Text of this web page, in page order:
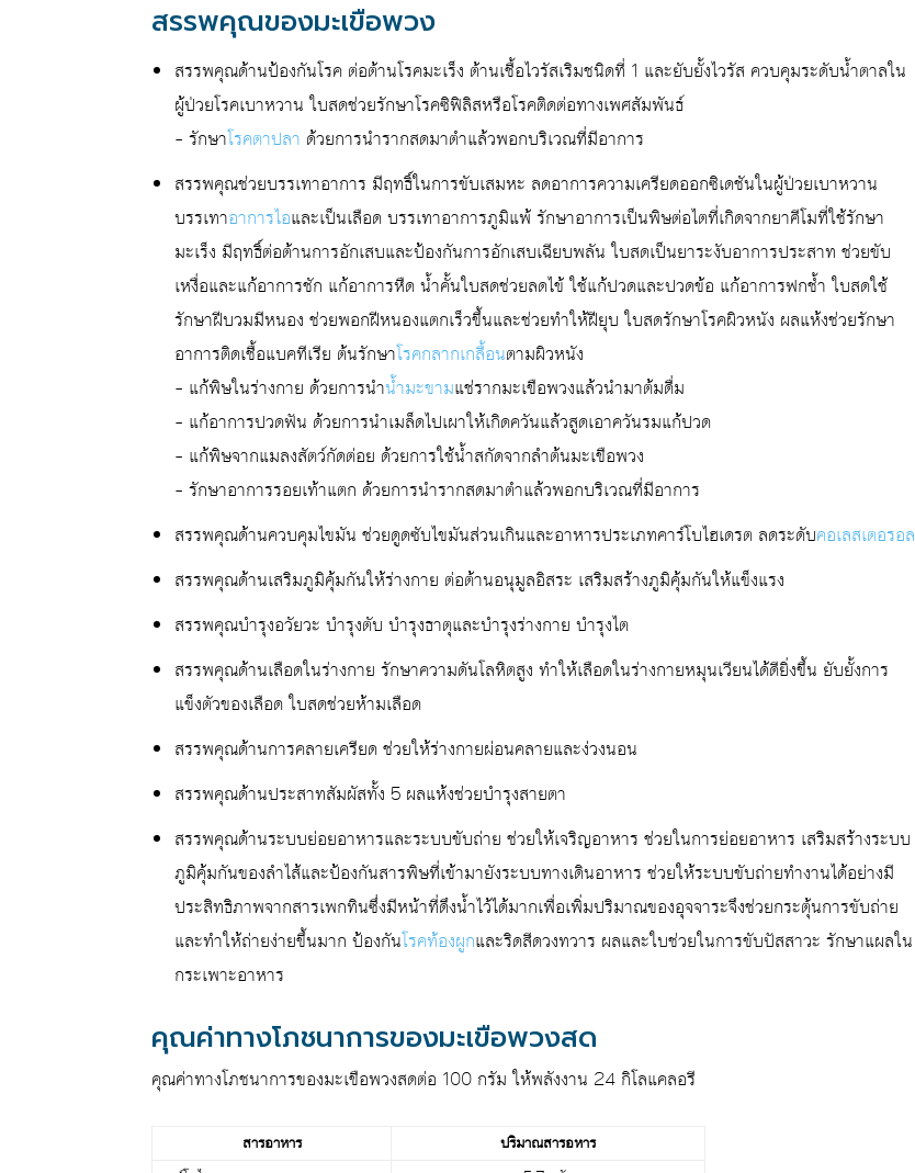
สรรพคุณของมะเขือพวง
สรรพคุณด้านป้องกันโรค ต่อต้านโรคมะเร็ง ต้านเชื้อไวรัสเริมชนิดที่ 1 และยับยั้งไวรัส ควบคุมระดับน้ำตาลใน
ผู้ป่วยโรคเบาหวาน ใบสดช่วยรักษาโรคซิฟิลิสหรือโรคติดต่อทางเพศสัมพันธ์
– รักษาโรคตาปลา ด้วยการนำรากสดมาตำแล้วพอกบริเวณที่มีอาการ
สรรพคุณช่วยบรรเทาอาการ มีฤทธิ์ในการขับเสมหะ ลดอาการความเครียดออกซิเดชันในผู้ป่วยเบาหวาน
บรรเทาอาการไอและเป็นเลือด บรรเทาอาการภูมิแพ้ รักษาอาการเป็นพิษต่อไตที่เกิดจากยาคีโมที่ใช้รักษา
มะเร็ง มีฤทธิ์ต่อต้านการอักเสบและป้องกันการอักเสบเฉียบพลัน ใบสดเป็นยาระงับอาการประสาท ช่วยขับ
เหงื่อและแก้อาการชัก แก้อาการหืด น้ำคั้นใบสดช่วยลดไข้ ใช้แก้ปวดและปวดข้อ แก้อาการฟกช้ำ ใบสดใช้
รักษาฝีบวมมีหนอง ช่วยพอกฝีหนองแตกเร็วขึ้นและช่วยทำให้ฝียุบ ใบสดรักษาโรคผิวหนัง ผลแห้งช่วยรักษา
อาการติดเชื้อแบคทีเรีย ต้นรักษาโรคกลากเกลื้อนตามผิวหนัง
– แก้พิษในร่างกาย ด้วยการนำน้ำมะขามแช่รากมะเขือพวงแล้วนำมาต้มดื่ม
– แก้อาการปวดฟัน ด้วยการนำเมล็ดไปเผาให้เกิดควันแล้วสูดเอาควันรมแก้ปวด
– แก้พิษจากแมลงสัตว์กัดต่อย ด้วยการใช้น้ำสกัดจากลำต้นมะเขือพวง
– รักษาอาการรอยเท้าแตก ด้วยการนำรากสดมาตำแล้วพอกบริเวณที่มีอาการ
สรรพคุณด้านควบคุมไขมัน ช่วยดูดซับไขมันส่วนเกินและอาหารประเภทคาร์โบไฮเดรต ลดระดับคอเลสเตอรอล
สรรพคุณด้านเสริมภูมิคุ้มกันให้ร่างกาย ต่อต้านอนุมูลอิสระ เสริมสร้างภูมิคุ้มกันให้แข็งแรง
สรรพคุณบำรุงอวัยวะ บำรุงตับ บำรุงธาตุและบำรุงร่างกาย บำรุงไต
สรรพคุณด้านเลือดในร่างกาย รักษาความดันโลหิตสูง ทำให้เลือดในร่างกายหมุนเวียนได้ดียิ่งขึ้น ยับยั้งการ
แข็งตัวของเลือด ใบสดช่วยห้ามเลือด
สรรพคุณด้านการคลายเครียด ช่วยให้ร่างกายผ่อนคลายและง่วงนอน
สรรพคุณด้านประสาทสัมผัสทั้ง 5 ผลแห้งช่วยบำรุงสายตา
สรรพคุณด้านระบบย่อยอาหารและระบบขับถ่าย ช่วยให้เจริญอาหาร ช่วยในการย่อยอาหาร เสริมสร้างระบบ
ภูมิคุ้มกันของลำไส้และป้องกันสารพิษที่เข้ามายังระบบทางเดินอาหาร ช่วยให้ระบบขับถ่ายทำงานได้อย่างมี
ประสิทธิภาพจากสารเพกทินซึ่งมีหน้าที่ดึงน้ำไว้ได้มากเพื่อเพิ่มปริมาณของอุจจาระจึงช่วยกระตุ้นการขับถ่าย
และทำให้ถ่ายง่ายขึ้นมาก ป้องกันโรคท้องผูกและริดสีดวงทวาร ผลและใบช่วยในการขับปัสสาวะ รักษาแผลใน
กระเพาะอาหาร
คุณค่าทางโภชนาการของมะเขือพวงสด
คุณค่าทางโภชนาการของมะเขือพวงสดต่อ 100 กรัม ให้พลังงาน 24 กิโลแคลอรี
สารอาหาร
ปริมาณสารอหาร